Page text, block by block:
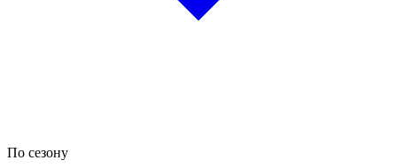
По сезону